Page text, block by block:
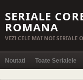
SERIALE
ROMANA
VEZI CELE MAI NOI SERIALE
Noutati Toate Serialele